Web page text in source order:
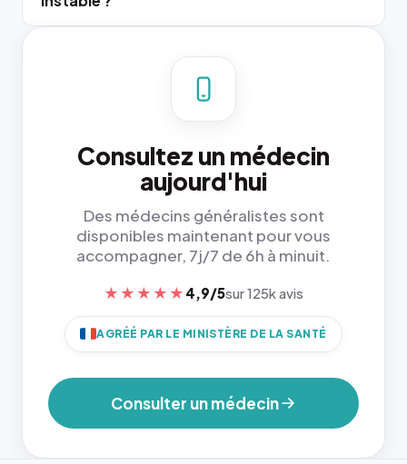
Consultez un médecin
aujourd'hui
Des médecins généralistes sont
disponibles maintenant pour vous
accompagner, 7j/7 de 6h à minuit.
★★★★★ 4,9/5sur 125k avis
AGRÉÉ PAR LE MINISTÈRE DE LA SANTÉ
Consulter un médecin